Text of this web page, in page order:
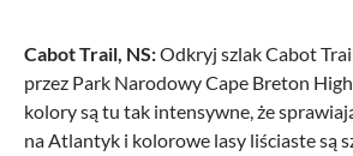
Cabot Trail, NS:Odkryj szlak Cabot
przez Park Narodowy Cape Breton
kolory są tu tak intensywne, że
na Atlantyk i kolorowe lasy liściaste są